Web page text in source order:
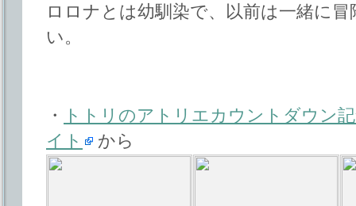
ロロナとは幼馴染で、以前は一緒に
い。
・
トトリのアトリエカウントダウン
イト
から